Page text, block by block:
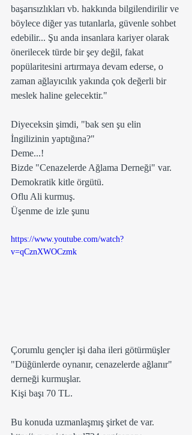
başarısızlıkları vb. hakkında bilgilendirilir ve
böylece diğer yas tutanlarla, güvenle sohbet
edebilir... Şu anda insanlara kariyer olarak
önerilecek türde bir şey değil, fakat
popülaritesini artırmaya devam ederse, o
zaman ağlayıcılık yakında çok değerli bir
meslek haline gelecektir."
Diyeceksin şimdi, "bak sen şu elin
İngilizinin yaptığına?"
Deme...!
Bizde "Cenazelerde Ağlama Derneği" var.
Demokratik kitle örgütü.
Oflu Ali kurmuş.
Üşenme de izle şunu
https://www.youtube.com/watch?
v=qCznXWOCzmk
Çorumlu gençler işi daha ileri götürmüşler
"Düğünlerde oynanır, cenazelerde ağlanır"
derneği kurmuşlar.
Kişi başı 70 TL.
Bu konuda uzmanlaşmış şirket de var.